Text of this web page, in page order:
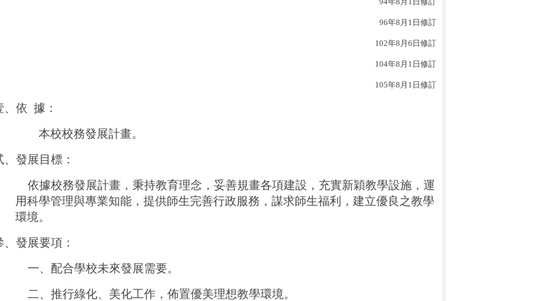
96年8 月 1 日 修訂
102年8 月 6 日修訂
104年8 月 1 日修訂
105年8 月 1 日修訂
、依 據：
本校校務發展計畫。
、發展目標：
依據校務發展計畫，秉持教育理念，妥善規畫各項建設，充實新穎教學設施，運
用科學管理與專業知能，提供師生完善行政服務，謀求師生福利，建立優良之教學
環境。
、發展要項：
一、配合學校未來發展需要。
二、推行綠化、美化工作，佈置優美理想教學環境。